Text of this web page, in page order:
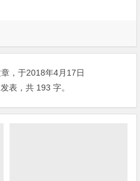
，于2018年4月17日
发表，共 193 字。